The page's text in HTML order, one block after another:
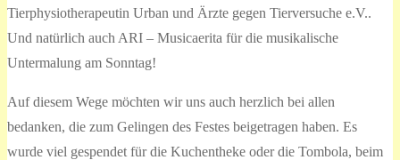
Tierphysiotherapeutin Urban und Ärzte gegen Tierversuche e.V..
Und natürlich auch ARI – Musicaerita für die musikalische
Untermalung am Sonntag!
Auf diesem Wege möchten wir uns auch herzlich bei allen
bedanken, die zum Gelingen des Festes beigetragen haben. Es
wurde viel gespendet für die Kuchentheke oder die Tombola, beim